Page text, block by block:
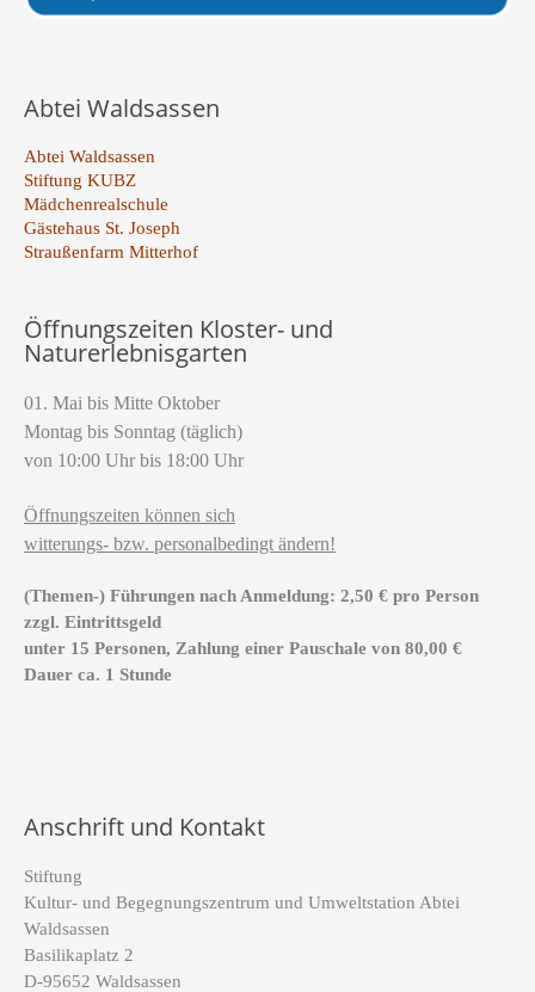
Abtei Waldsassen
Abtei Waldsassen
Stiftung KUBZ
Mädchenrealschule
Gästehaus St. Joseph
Straußenfarm Mitterhof
Öffnungszeiten Kloster- und
Naturerlebnisgarten
01. Mai bis Mitte Oktober
Montag bis Sonntag (täglich)
von 10:00 Uhr bis 18:00 Uhr
Öffnungszeiten können sich
witterungs- bzw. personalbedingt ändern!
(Themen-) Führungen nach Anmeldung: 2,50 € pro Person
zzgl. Eintrittsgeld
unter 15 Personen, Zahlung einer Pauschale von 80,00 €
Dauer ca. 1 Stunde
Anschrift und Kontakt
Stiftung
Kultur- und Begegnungszentrum und Umweltstation Abtei
Waldsassen
Basilikaplatz 2
D-95652 Waldsassen